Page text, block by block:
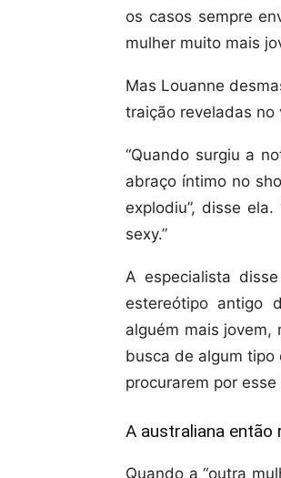
os casos sempre
mulher muito mais
Mas Louanne
traição reveladas no
“Quando surgiu a
abraço íntimo no
explodiu”, disse
sexy.”
A especialista
estereótipo antigo
alguém mais jovem,
busca de algum tipo
procurarem por
A australiana então
Quando a “outra